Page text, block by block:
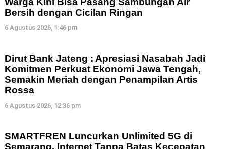
Bersih dengan Cicilan Ringan
6 Agustus 2026, 1:46 pm
Dirut Bank Jateng : Apresiasi Nasabah Jadi
Komitmen Perkuat Ekonomi Jawa Tengah,
Semakin Meriah dengan Penampilan Artis
Rossa
6 Agustus 2026, 12:36 pm
SMARTFREN Luncurkan Unlimited 5G di